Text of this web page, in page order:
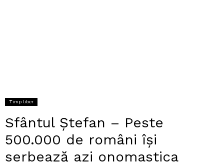
Timp liber
Sfântul Ștefan – Peste
500.000 de români își
serbează azi onomastica